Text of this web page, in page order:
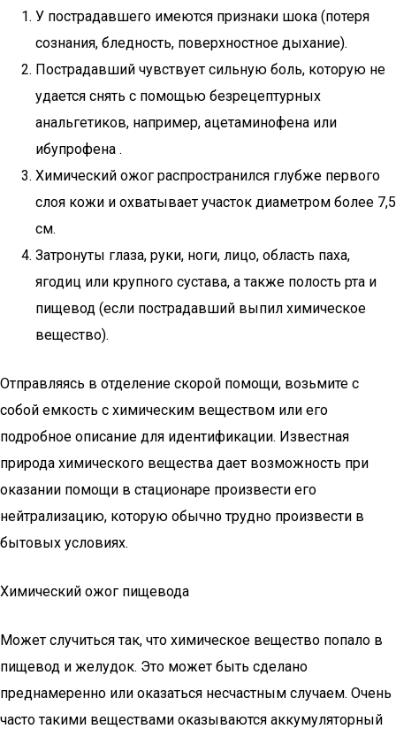
У пострадавшего имеются признаки шока (потеря
сознания, бледность, поверхностное дыхание).
Пострадавший чувствует сильную боль, которую не
удается снять с помощью безрецептурных
анальгетиков, например, ацетаминофена или
ибупрофена .
Химический ожог распространился глубже первого
слоя кожи и охватывает участок диаметром более 7,5
см.
Затронуты глаза, руки, ноги, лицо, область паха,
ягодиц или крупного сустава, а также полость рта и
пищевод (если пострадавший выпил химическое
вещество).
Отправляясь в отделение скорой помощи, возьмите с
собой емкость с химическим веществом или его
подробное описание для идентификации. Известная
природа химического вещества дает возможность при
оказании помощи в стационаре произвести его
нейтрализацию, которую обычно трудно произвести в
бытовых условиях.
Химический ожог пищевода
Может случиться так, что химическое вещество попало в
пищевод и желудок. Это может быть сделано
преднамеренно или оказаться несчастным случаем. Очень
часто такими веществами оказываются аккумуляторный